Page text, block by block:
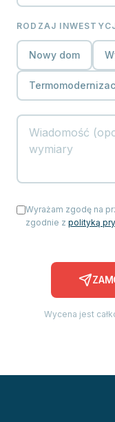
RODZAJ
Nowy dom
Wyrażam zgodę na
zgodnie z polityką
Wycena jest